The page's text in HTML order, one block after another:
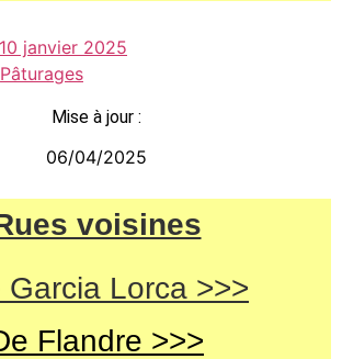
10 janvier 2025
Pâturages
Mise à jour :
06/04/2025
voisines
Garcia Lorca >>>
Flandre >>>